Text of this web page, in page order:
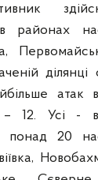
районах
атак
– 12. Усі -
понад 20